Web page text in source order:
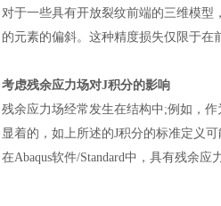
对于一些具有开放裂纹前端的三维模型
的元素的偏斜。这种精度损失仅限于
考虑残余应力场对J积分的影响
残余应力场经常发生在结构中 ;例如，
显着的，如上所述的J积分的标准定义
在Abaqus软件/Standard中，具有残余